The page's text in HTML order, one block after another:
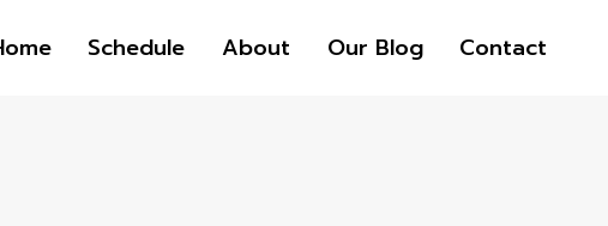
Schedule About Our Blog Contact